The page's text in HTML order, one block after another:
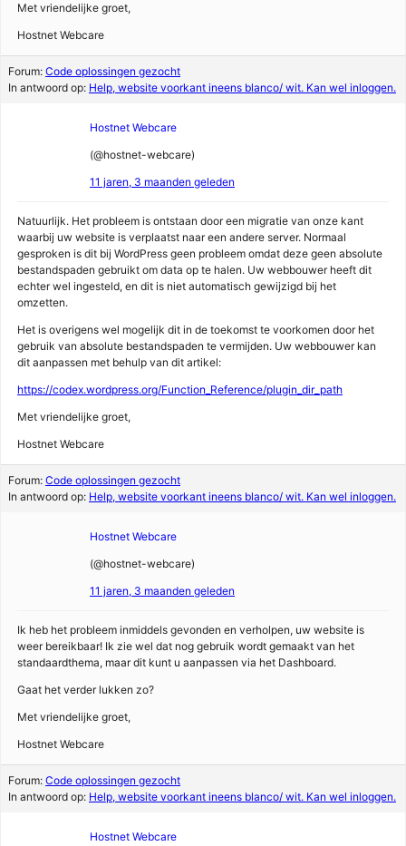
Met vriendelijke groet,
Hostnet Webcare
Forum: Code oplossingen gezocht
In antwoord op: Help, website voorkant ineens blanco/ wit. Kan wel inloggen.
Hostnet Webcare
(@hostnet-webcare)
11 jaren, 3 maanden geleden
Natuurlijk. Het probleem is ontstaan door een migratie van onze kant
waarbij uw website is verplaatst naar een andere server. Normaal
gesproken is dit bij WordPress geen probleem omdat deze geen absolute
bestandspaden gebruikt om data op te halen. Uw webbouwer heeft dit
echter wel ingesteld, en dit is niet automatisch gewijzigd bij het
omzetten.
Het is overigens wel mogelijk dit in de toekomst te voorkomen door het
gebruik van absolute bestandspaden te vermijden. Uw webbouwer kan
dit aanpassen met behulp van dit artikel:
https://codex.wordpress.org/Function_Reference/plugin_dir_path
Met vriendelijke groet,
Hostnet Webcare
Forum: Code oplossingen gezocht
In antwoord op: Help, website voorkant ineens blanco/ wit. Kan wel inloggen.
Hostnet Webcare
(@hostnet-webcare)
11 jaren, 3 maanden geleden
Ik heb het probleem inmiddels gevonden en verholpen, uw website is
weer bereikbaar! Ik zie wel dat nog gebruik wordt gemaakt van het
standaardthema, maar dit kunt u aanpassen via het Dashboard.
Gaat het verder lukken zo?
Met vriendelijke groet,
Hostnet Webcare
Forum: Code oplossingen gezocht
In antwoord op: Help, website voorkant ineens blanco/ wit. Kan wel inloggen.
Hostnet Webcare